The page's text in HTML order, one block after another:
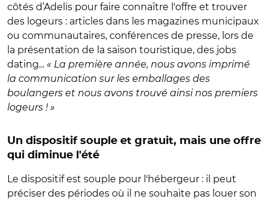
côtés d’Adelis pour faire connaître l'offre et trouver
des logeurs : articles dans les magazines municipaux
ou communautaires, conférences de presse, lors de
la présentation de la saison touristique, des jobs
dating... « La première année, nous avons imprimé
la communication sur les emballages des
boulangers et nous avons trouvé ainsi nos premiers
logeurs ! »
Un dispositif souple et gratuit, mais une offre
qui diminue l'été
Le dispositif est souple pour l'hébergeur : il peut
préciser des périodes où il ne souhaite pas louer son